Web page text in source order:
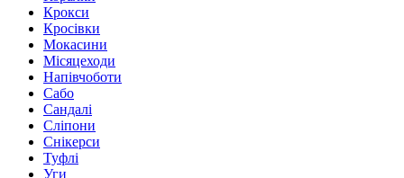
Крокси
Кросівки
Мокасини
Місяцеходи
Напівчоботи
Сабо
Сандалі
Сліпони
Снікерси
Туфлі
Уги